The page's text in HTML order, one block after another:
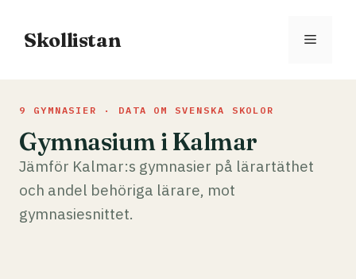
innehåll
Skollistan Meny
9 GYMNASIER · DATA OM SVENSKA SKOLOR
Gymnasium i Kalmar
Jämför Kalmar:s gymnasier på lärartäthet
och andel behöriga lärare, mot
gymnasiesnittet.